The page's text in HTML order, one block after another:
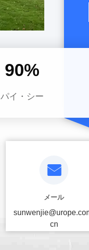
90%
パイ・シー
メール
cn